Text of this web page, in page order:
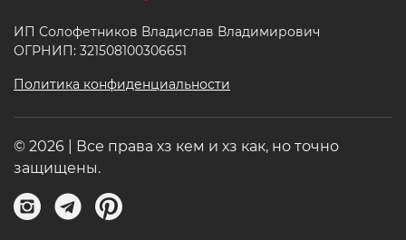
ИП Солофетников Владислав Владимирович
ОГРНИП: 321508100306651
Политика конфиденциальности
© 2026 | Все права хз кем и хз как, но точно
защищены.